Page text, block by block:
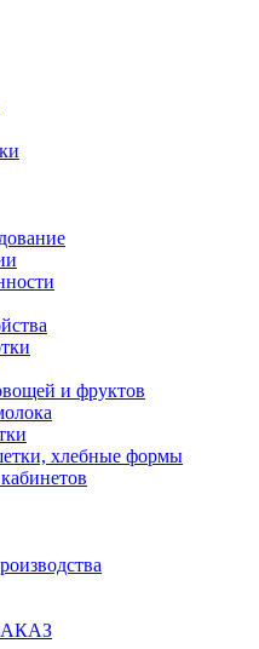
и фруктов
хлебные формы